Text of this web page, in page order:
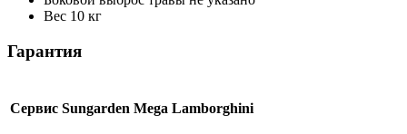
Вес 10 кг
Гарантия
Сервис Sungarden Mega Lamborghini